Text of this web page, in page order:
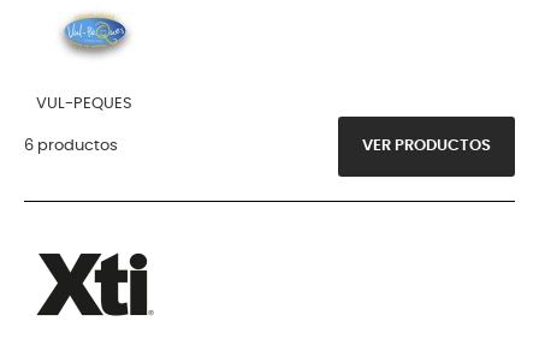
VUL-PEQUES
6 productos VER PRODUCTOS